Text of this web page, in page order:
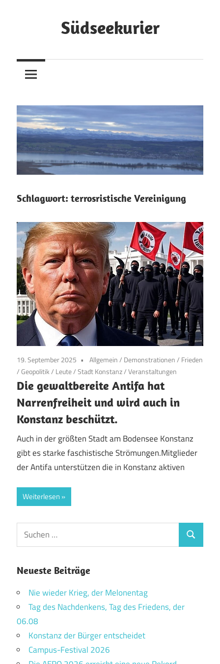
Südseekurier
Zeitung
und
Schlagwort: terrosristische Vereinigung
19. September 2025 Allgemein/ Demonstrationen/ Frieden
/Geopolitik/ Leute/Stadt Konstanz/Veranstaltungen
Die gewaltbereite Antifa hat
Narrenfreiheit und wird auch in
Konstanz beschützt.
Auch in der größten Stadt am Bodensee Konstanz
gibt es starke faschistische Strömungen.Mitglieder
der Antifa unterstützen die in Konstanz aktiven
Weiterlesen
Suchen
nach:
Suchen
Neueste Beiträge
Nie wieder Krieg, der Melonentag
Tag des Nachdenkens, Tag des Friedens, der
06.08
Konstanz der Bürger entscheidet
Campus-Festival 2026